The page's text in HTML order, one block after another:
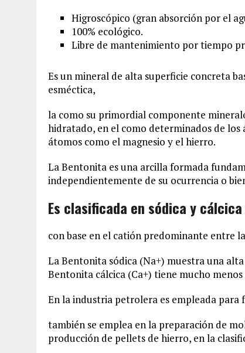
Higroscópico (gran absorción por el
100% ecológico.
Libre de mantenimiento por tiempo
Es un mineral de alta superficie concreta
esméctica,
la como su primordial componente
hidratado, en el como determinados de
átomos como el magnesio y el hierro.
La Bentonita es una arcilla formada
independientemente de su ocurrencia o
Es clasificada en sódica y
con base en el catión predominante entre
La Bentonita sódica (Na+) muestra una
Bentonita cálcica (Ca+) tiene mucho
En la industria petrolera es empleada para
también se emplea en la preparación de
producción de pellets de hierro, en la